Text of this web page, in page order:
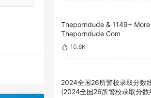
Theporndude & 1149+
Theporndude Com
10.6K
2024全国26所警校录取分数
(2024全国26所警校录取分数